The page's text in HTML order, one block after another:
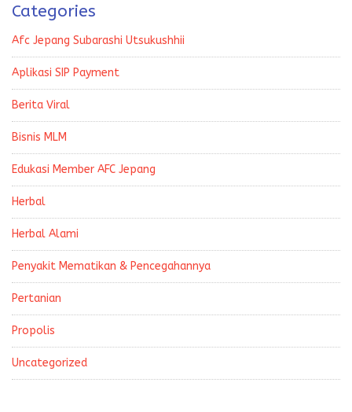
Categories
Afc Jepang Subarashi Utsukushhii
Aplikasi SIP Payment
Berita Viral
Bisnis MLM
Edukasi Member AFC Jepang
Herbal
Herbal Alami
Penyakit Mematikan & Pencegahannya
Pertanian
Propolis
Uncategorized